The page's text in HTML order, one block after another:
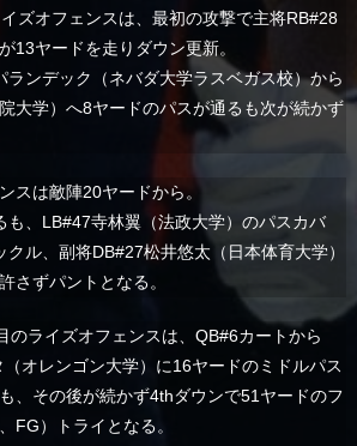
ズオフェンスは、最初の攻撃で主将RB#28
13ヤードを走りダウン更新。
ランデック（ネバダ大学ラスベガス校）から
大学）へ8ヤードのパスが通るも次が続かず
スは敵陣20ヤードから。
も、LB#47寺林翼（法政大学）のパスカバ
ル、副将DB#27松井悠太（日本体育大学）
さずパントとなる。
のライズオフェンスは、QB#6カートから
オレンゴン大学）に16ヤードのミドルパス
、その後が続かず4thダウンで51ヤードのフ
FG）トライとなる。